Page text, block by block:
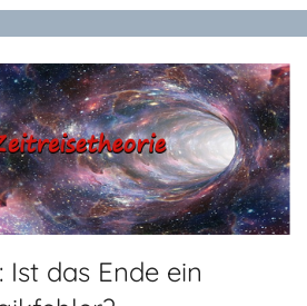
Ist das Ende ein